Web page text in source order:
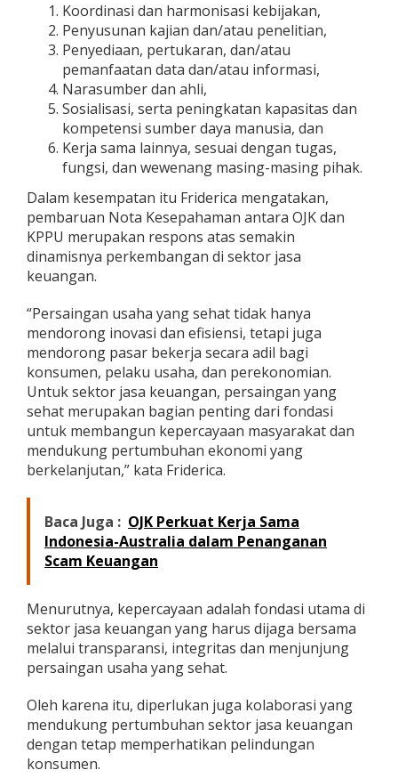
n
T
u
g
a
s
d
a
F
u
g
s
i
Koordinasi dan harmonisasi kebijakan,
Penyusunan kajian dan/atau penelitian,
Penyediaan, pertukaran, dan/atau
pemanfaatan data dan/atau informasi,
Narasumber dan ahli,
Sosialisasi, serta peningkatan kapasitas dan
kompetensi sumber daya manusia, dan
Kerja sama lainnya, sesuai dengan tugas,
fungsi, dan wewenang masing-masing pihak.
Dalam kesempatan itu Friderica mengatakan,
pembaruan Nota Kesepahaman antara OJK dan
KPPU merupakan respons atas semakin
dinamisnya perkembangan di sektor jasa
keuangan.
“Persaingan usaha yang sehat tidak hanya
mendorong inovasi dan efisiensi, tetapi juga
mendorong pasar bekerja secara adil bagi
konsumen, pelaku usaha, dan perekonomian.
Untuk sektor jasa keuangan, persaingan yang
sehat merupakan bagian penting dari fondasi
untuk membangun kepercayaan masyarakat dan
mendukung pertumbuhan ekonomi yang
berkelanjutan,” kata Friderica.
Baca Juga : OJK Perkuat Kerja Sama
Indonesia-Australia dalam Penanganan
Scam Keuangan
Menurutnya, kepercayaan adalah fondasi utama di
sektor jasa keuangan yang harus dijaga bersama
melalui transparansi, integritas dan menjunjung
persaingan usaha yang sehat.
Oleh karena itu, diperlukan juga kolaborasi yang
mendukung pertumbuhan sektor jasa keuangan
dengan tetap memperhatikan pelindungan
konsumen.